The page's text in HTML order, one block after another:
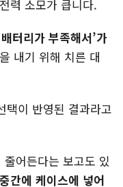
력 소모가 큽니다.
배터리가 부족해서’가
내기 위해 치른 대
택이 반영된 결과라고
어든다는 보고도 있
간에 케이스에 넣어